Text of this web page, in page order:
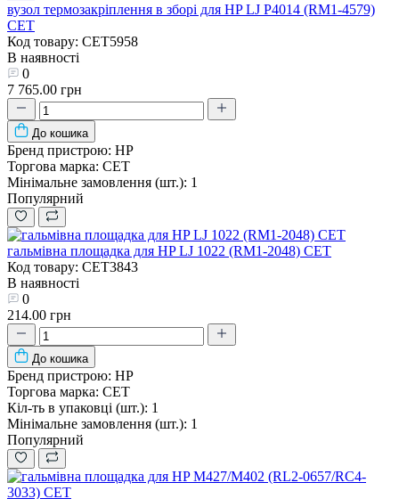
вузол термозакріплення в зборі для HP LJ P4014 (RM1-4579)
CET
Код товару: CET5958
В наявності
0
7 765.00 грн
До кошика
Бренд пристрою: HP
Торгова марка: CET
Мінімальне замовлення (шт.): 1
Популярний
гальмівна площадка для HP LJ 1022 (RM1-2048) CET
Код товару: CET3843
В наявності
0
214.00 грн
До кошика
Бренд пристрою: HP
Торгова марка: CET
Кіл-ть в упаковці (шт.): 1
Мінімальне замовлення (шт.): 1
Популярний